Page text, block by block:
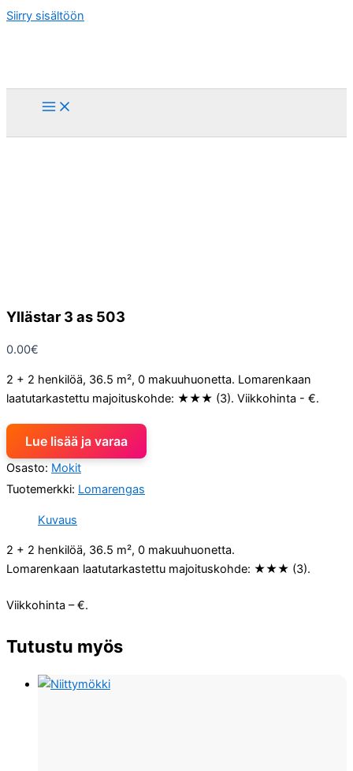
Siirry sisältöön
Yllästar 3 as 503
0.00€
2 + 2 henkilöä, 36.5 m², 0 makuuhuonetta. Lomarenkaan
laatutarkastettu majoituskohde: ★★★ (3). Viikkohinta - €.
Lue lisää ja varaa
Osasto: Mokit
Tuotemerkki: Lomarengas
Kuvaus
2 + 2 henkilöä, 36.5 m², 0 makuuhuonetta.
Lomarenkaan laatutarkastettu majoituskohde: ★★★ (3).
Viikkohinta – €.
Tutustu myös